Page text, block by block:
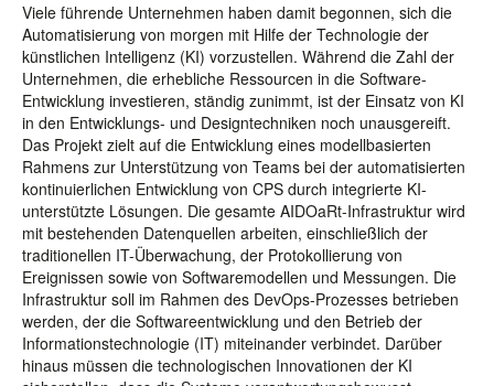
Viele führende Unternehmen haben damit begonnen, sich die
Automatisierung von morgen mit Hilfe der Technologie der
künstlichen Intelligenz (KI) vorzustellen. Während die Zahl der
Unternehmen, die erhebliche Ressourcen in die Software-
Entwicklung investieren, ständig zunimmt, ist der Einsatz von KI
in den Entwicklungs- und Designtechniken noch unausgereift.
Das Projekt zielt auf die Entwicklung eines modellbasierten
Rahmens zur Unterstützung von Teams bei der automatisierten
kontinuierlichen Entwicklung von CPS durch integrierte KI-
unterstützte Lösungen. Die gesamte AIDOaRt-Infrastruktur wird
mit bestehenden Datenquellen arbeiten, einschließlich der
traditionellen IT-Überwachung, der Protokollierung von
Ereignissen sowie von Softwaremodellen und Messungen. Die
Infrastruktur soll im Rahmen des DevOps-Prozesses betrieben
werden, der die Softwareentwicklung und den Betrieb der
Informationstechnologie (IT) miteinander verbindet. Darüber
hinaus müssen die technologischen Innovationen der KI